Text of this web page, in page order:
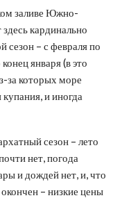
заливе Южно-
кардинально
сезон – с февраля по
января (в это
за которых море
и иногда
сезон – лето
нет, погода
и дождей нет, и, что
– низкие цены